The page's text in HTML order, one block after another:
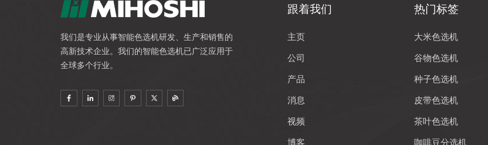
我们是专业从事智能色选机研发、生产和销售的
高新技术企业。我们的智能色选机已广泛应用于
全球多个行业。
跟着我们
主页
公司
产品
消息
视频
热门标签
大米色选机
谷物色选机
种子色选机
皮带色选机
茶叶色选机